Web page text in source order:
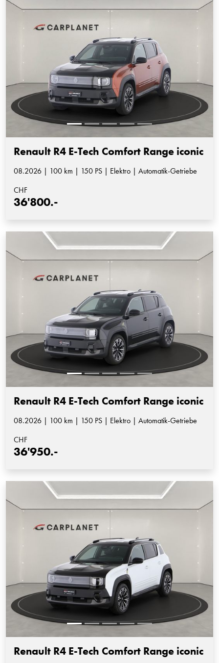
Renault R4 E-Tech Comfort Range iconic
08.2026 | 100 km | 150 PS | Elektro | Automatik-Getriebe
CHF
36'800.-
Renault R4 E-Tech Comfort Range iconic
08.2026 | 100 km | 150 PS | Elektro | Automatik-Getriebe
CHF
36'950.-
Renault R4 E-Tech Comfort Range iconic